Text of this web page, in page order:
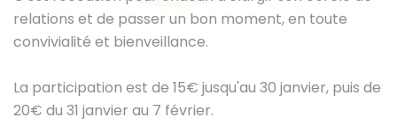
relations et de passer un bon moment, en toute
convivialité et bienveillance.
La participation est de 15€ jusqu'au 30 janvier, puis de
20€ du 31 janvier au 7 février.